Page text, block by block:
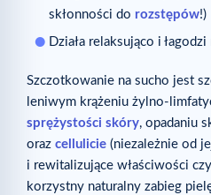
skłonności do rozstępów!)
Działa relaksująco i
Szczotkowanie na sucho jest
leniwym krążeniu żylno-
sprężystości skóry, opadaniu
oraz cellulicie (niezależnie od
i rewitalizujące właściwości
korzystny naturalny zabieg